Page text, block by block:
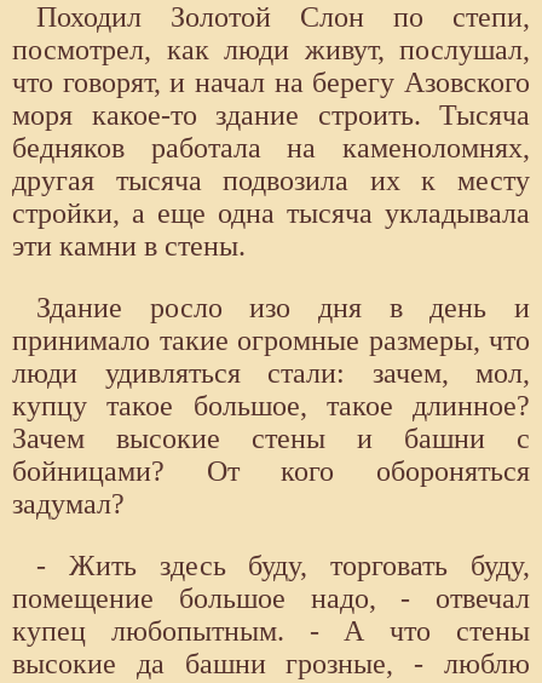
Походил Золотой Слон по степи,
посмотрел, как люди живут, послушал,
что говорят, и начал на берегу Азовского
моря какое-то здание строить. Тысяча
бедняков работала на каменоломнях,
другая тысяча подвозила их к месту
стройки, а еще одна тысяча укладывала
эти камни в стены.
Здание росло изо дня в день и
принимало такие огромные размеры, что
люди удивляться стали: зачем, мол,
купцу такое большое, такое длинное?
Зачем высокие стены и башни с
бойницами? От кого обороняться
задумал?
- Жить здесь буду, торговать буду,
помещение большое надо, - отвечал
купец любопытным. - А что стены
высокие да башни грозные, - люблю